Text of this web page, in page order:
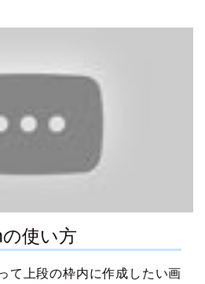
使い方
て上段の枠内に作成したい画